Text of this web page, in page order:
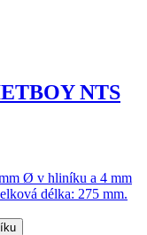
NTS
Ø v hliníku a 4 mm
délka: 275 mm.